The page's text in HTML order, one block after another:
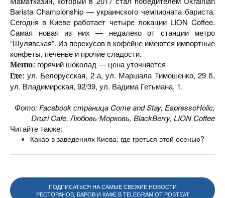
Barista Championship — украинского чемпионата бариста.
Сегодня в Киеве работает четыре локации LION Coffee.
Самая новая из них — недалеко от станции метро
“Шулявская”. Из перекусов в кофейне имеются импортные
конфеты, печенье и прочие сладости.
Меню: горячий шоколад — цена уточняется
Где: ул. Белорусская, 2 а, ул. Маршала Тимошенко, 29 б,
ул. Владимирская, 92/39, ул. Вадима Гетьмана, 1.
Фото: Facebook страница Come and Stay, EspressoHolic,
Druzi Cafe, Любовь-Морковь, BlackBerry, LION Coffee
Читайте также:
Какао в заведениях Киева: где греться этой осенью?
ПОДПИСАТЬСЯ НА САМЫЕ СВЕЖИЕ НОВОСТИ
РЕСТОРАНОВ, БАРОВ И КАФЕ В TELEGRAM ОТ POSTEAT